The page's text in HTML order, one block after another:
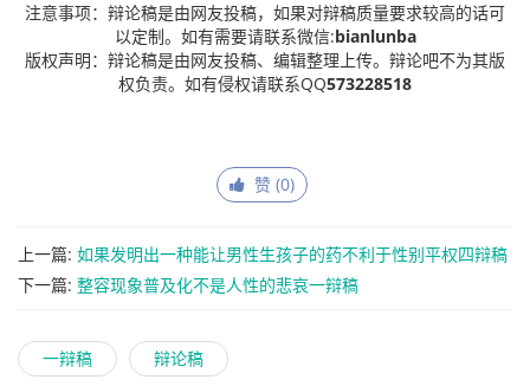
注意事项：辩论稿是由网友投稿，如果对辩稿质量要求较高的话可
以定制。如有需要请联系微信:bianlunba
版权声明：辩论稿是由网友投稿、编辑整理上传。辩论吧不为其版
权负责。如有侵权请联系QQ573228518
赞 (0)
上一篇: 如果发明出一种能让男性生孩子的药不利于性别平权四辩稿
下一篇: 整容现象普及化不是人性的悲哀一辩稿
一辩稿 辩论稿